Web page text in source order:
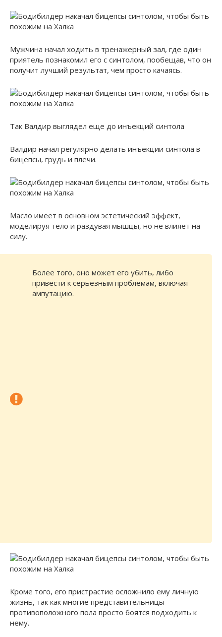
Мужчина начал ходить в тренажерный зал, где один
приятель познакомил его с синтолом, пообещав, что он
получит лучший результат, чем просто качаясь.
Так Валдир выглядел еще до инъекций синтола
Валдир начал регулярно делать инъекции синтола в
бицепсы, грудь и плечи.
Масло имеет в основном эстетический эффект,
моделируя тело и раздувая мышцы, но не влияет на
силу.
Более того, оно может его убить, либо
привести к серьезным проблемам, включая
ампутацию.
Кроме того, его пристрастие осложнило ему личную
жизнь, так как многие представительницы
противоположного пола просто боятся подходить к
нему.